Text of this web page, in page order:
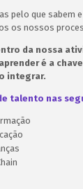
pelo que sabem
os nossos
da nossa
é a
integrar.
talento nas